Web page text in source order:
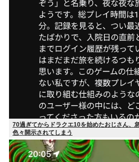
70過ぎてからドラクエ10を始めたおじさん、
色々開示されてしまう